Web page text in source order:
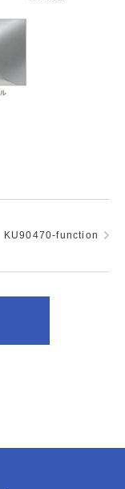
KU90470-function